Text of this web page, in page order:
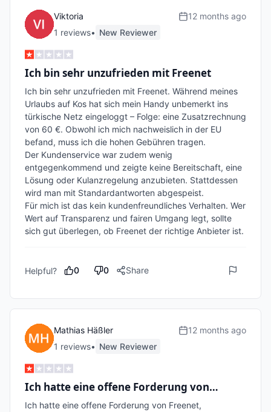
Viktoria
1 reviews• New Reviewer
12 months ago
Ich bin sehr unzufrieden mit Freenet
Ich bin sehr unzufrieden mit Freenet. Während meines
Urlaubs auf Kos hat sich mein Handy unbemerkt ins
türkische Netz eingeloggt – Folge: eine Zusatzrechnung
von 60 €. Obwohl ich mich nachweislich in der EU
befand, muss ich die hohen Gebühren tragen.
Der Kundenservice war zudem wenig
entgegenkommend und zeigte keine Bereitschaft, eine
Lösung oder Kulanzregelung anzubieten. Stattdessen
wird man mit Standardantworten abgespeist.
Für mich ist das kein kundenfreundliches Verhalten. Wer
Wert auf Transparenz und fairen Umgang legt, sollte
sich gut überlegen, ob Freenet der richtige Anbieter ist.
Helpful? 0 0 Share
Mathias Häßler
1 reviews• New Reviewer
12 months ago
Ich hatte eine offene Forderung von…
Ich hatte eine offene Forderung von Freenet,